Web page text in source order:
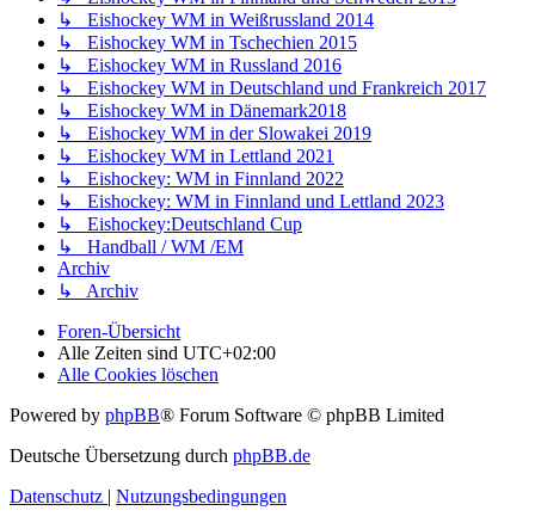
↳ Eishockey WM in Weißrussland 2014
↳ Eishockey WM in Tschechien 2015
↳ Eishockey WM in Russland 2016
↳ Eishockey WM in Deutschland und Frankreich 2017
↳ Eishockey WM in Dänemark2018
↳ Eishockey WM in der Slowakei 2019
↳ Eishockey WM in Lettland 2021
↳ Eishockey: WM in Finnland 2022
↳ Eishockey: WM in Finnland und Lettland 2023
↳ Eishockey:Deutschland Cup
↳ Handball / WM /EM
Archiv
↳ Archiv
Foren-Übersicht
Alle Zeiten sind UTC+02:00
Alle Cookies löschen
Powered by phpBB® Forum Software © phpBB Limited
Deutsche Übersetzung durch phpBB.de
Datenschutz | Nutzungsbedingungen